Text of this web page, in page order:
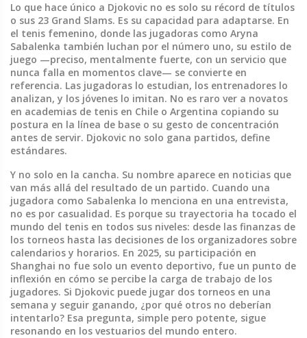
Lo que hace único a Djokovic no es solo su récord de títulos
o sus 23 Grand Slams. Es su capacidad para adaptarse. En
el tenis femenino, donde las jugadoras como Aryna
Sabalenka también luchan por el número uno, su estilo de
juego —preciso, mentalmente fuerte, con un servicio que
nunca falla en momentos clave— se convierte en
referencia. Las jugadoras lo estudian, los entrenadores lo
analizan, y los jóvenes lo imitan. No es raro ver a novatos
en academias de tenis en Chile o Argentina copiando su
postura en la línea de base o su gesto de concentración
antes de servir. Djokovic no solo gana partidos, define
estándares.
Y no solo en la cancha. Su nombre aparece en noticias que
van más allá del resultado de un partido. Cuando una
jugadora como Sabalenka lo menciona en una entrevista,
no es por casualidad. Es porque su trayectoria ha tocado el
mundo del tenis en todos sus niveles: desde las finanzas de
los torneos hasta las decisiones de los organizadores sobre
calendarios y horarios. En 2025, su participación en
Shanghai no fue solo un evento deportivo, fue un punto de
inflexión en cómo se percibe la carga de trabajo de los
jugadores. Si Djokovic puede jugar dos torneos en una
semana y seguir ganando, ¿por qué otros no deberían
intentarlo? Esa pregunta, simple pero potente, sigue
resonando en los vestuarios del mundo entero.